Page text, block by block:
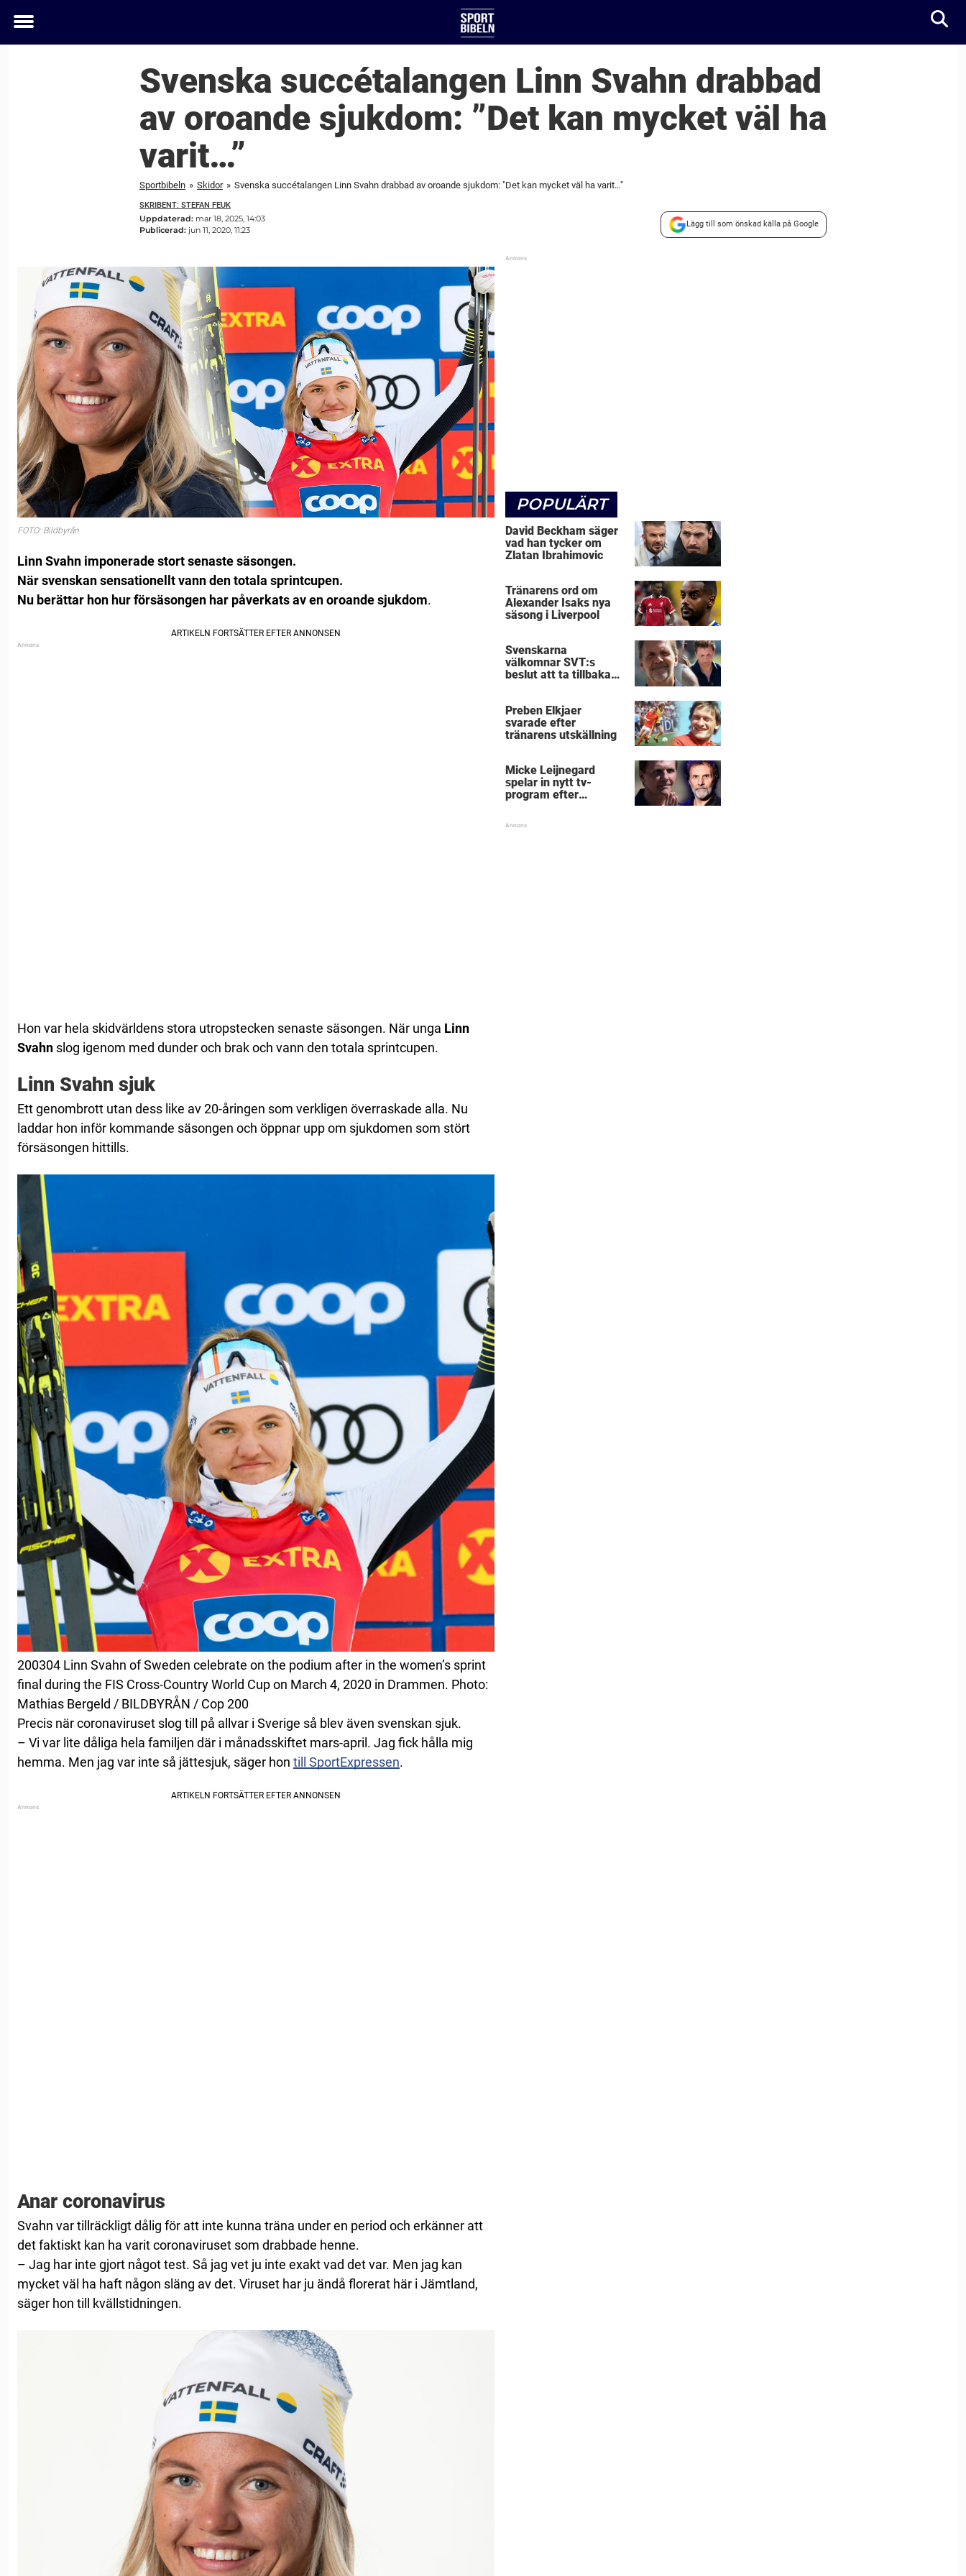
Toggle
Svenska succétalangen Linn Svahn drabbad
av oroande sjukdom: ”Det kan mycket väl ha
varit…”
Sportbibeln » Skidor » Svenska succétalangen Linn Svahn drabbad av oroande sjukdom: "Det kan mycket väl ha varit…"
SKRIBENT: STEFAN FEUK
Uppdaterad: mar 18, 2025, 14:03
Publicerad: jun 11, 2020, 11:23
Lägg till som önskad källa på Google
FOTO: Bildbyrån
Linn Svahn imponerade stort senaste säsongen.
När svenskan sensationellt vann den totala sprintcupen.
Nu berättar hon hur försäsongen har påverkats av en oroande sjukdom.
Hon var hela skidvärldens stora utropstecken senaste säsongen. När unga Linn
Svahn slog igenom med dunder och brak och vann den totala sprintcupen.
Linn Svahn sjuk
Ett genombrott utan dess like av 20-åringen som verkligen överraskade alla. Nu
laddar hon inför kommande säsongen och öppnar upp om sjukdomen som stört
försäsongen hittills.
200304 Linn Svahn of Sweden celebrate on the podium after in the women’s sprint
final during the FIS Cross-Country World Cup on March 4, 2020 in Drammen. Photo:
Mathias Bergeld / BILDBYRÅN / Cop 200
Precis när coronaviruset slog till på allvar i Sverige så blev även svenskan sjuk.
– Vi var lite dåliga hela familjen där i månadsskiftet mars-april. Jag fick hålla mig
hemma. Men jag var inte så jättesjuk, säger hon till SportExpressen.
Anar coronavirus
Svahn var tillräckligt dålig för att inte kunna träna under en period och erkänner att
det faktiskt kan ha varit coronaviruset som drabbade henne.
– Jag har inte gjort något test. Så jag vet ju inte exakt vad det var. Men jag kan
mycket väl ha haft någon släng av det. Viruset har ju ändå florerat här i Jämtland,
säger hon till kvällstidningen.
POPULÄRT
David Beckham säger
vad han tycker om
Zlatan Ibrahimovic
Tränarens ord om
Alexander Isaks nya
säsong i Liverpool
Svenskarna
välkomnar SVT:s
beslut att ta tillbaka
Preben Elkjaer
svarade efter
tränarens utskällning
Micke Leijnegard
spelar in nytt tv-
program efter